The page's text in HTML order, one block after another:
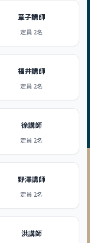
章子講師
定員 2名
福井講師
定員 2名
徐講師
定員 2名
野澤講師
定員 2名
洪講師